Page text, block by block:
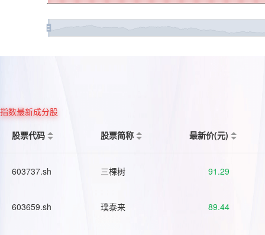
指数最新成分股
股票代码
股票简称 最新价(元)
603737.sh 三棵树 91.29
603659.sh 璞泰来 89.44